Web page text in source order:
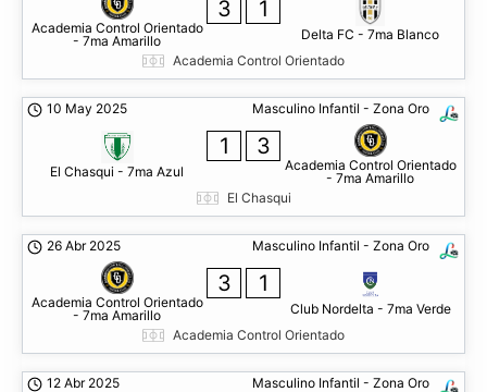
Academia Control Orientado
- 7ma Amarillo
3 1
Delta FC - 7ma Blanco
Academia Control Orientado
Masculino Infantil - Zona Oro
10 May 2025
El Chasqui - 7ma Azul
1 3
Academia Control Orientado
- 7ma Amarillo
El Chasqui
Masculino Infantil - Zona Oro
26 Abr 2025
Academia Control Orientado
- 7ma Amarillo
3 1
Club Nordelta - 7ma Verde
Academia Control Orientado
Masculino Infantil - Zona Oro
12 Abr 2025